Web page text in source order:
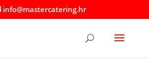
info@mastercatering.hr